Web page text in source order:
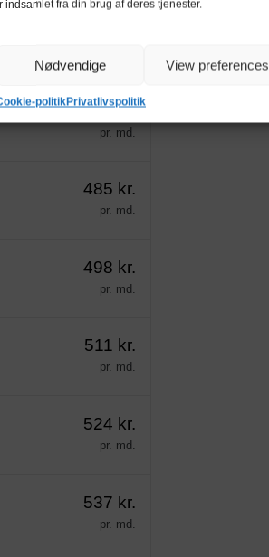
fra din brug af deres tjenester.
Nødvendige View preferences
politikPrivatlivspolitik
472 kr.
pr. md.
485 kr.
pr. md.
498 kr.
pr. md.
511 kr.
pr. md.
524 kr.
pr. md.
537 kr.
pr. md.